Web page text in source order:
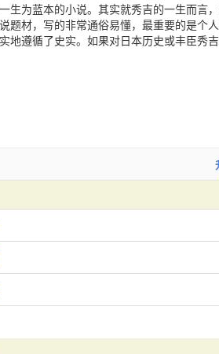
生为蓝本的小说。其实就秀吉的一生而言
题材，写的非常通俗易懂，最重要的是个
地遵循了史实。如果对日本历史或丰臣秀